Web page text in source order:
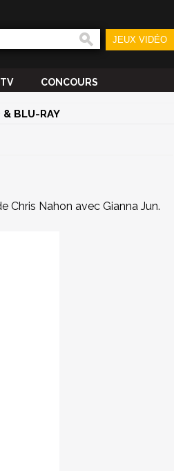
JEUX VIDÉO
CONCOURS
& BLU-RAY
Chris Nahon avec Gianna Jun.